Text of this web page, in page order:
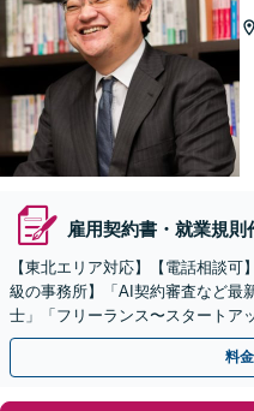
雇用契約書・就業規則
【東北エリア対応】【電話相談
級の事務所】「AI契約審査など最
士」「フリーランス〜スタートア
不動産業、飲食業、IT業、介護・
料